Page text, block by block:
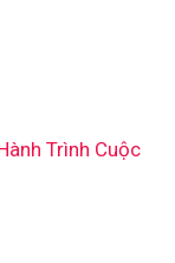
Trình Cuộc